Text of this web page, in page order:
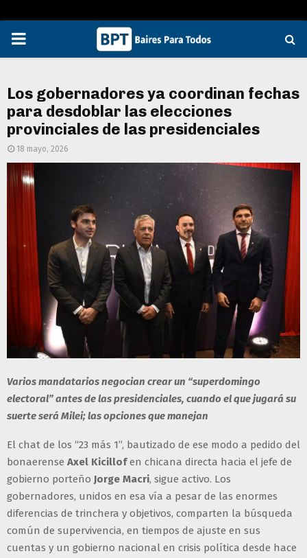
PRIMARY
Los gobernadores ya coordinan fechas
para desdoblar las elecciones
provinciales de las presidenciales
18 mayo, 2026
Varios mandatarios negocian crear un “superdomingo
electoral” antes de las presidenciales, cuando el que jugará su
suerte será Milei; las opciones que manejan
El chat de los “23 más 1”, bautizado de ese modo a pedido del
bonaerense Axel Kicillofen chicana directa hacia el jefe de
gobierno porteño Jorge Macri, sigue activo. Los
gobernadores, unidos en esa vía a pesar de las enormes
diferencias de trinchera y objetivos, comparten la búsqueda
común de supervivencia, en tiempos de ajuste en sus
cuentas y un gobierno nacional en crisis política desde hace